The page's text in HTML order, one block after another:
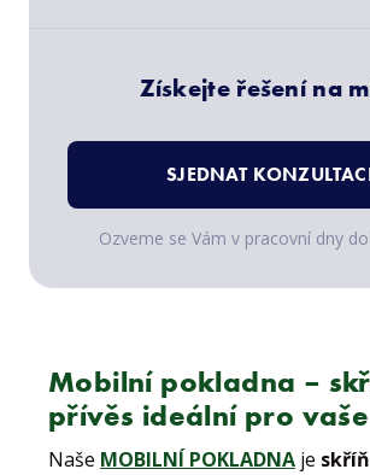
Získejte řešení na
Ozveme se Vám v pracovní dny
SJEDNAT
Mobilní pokladna –
přívěs ideální pro
Naše MOBILNÍ POKLADNA je